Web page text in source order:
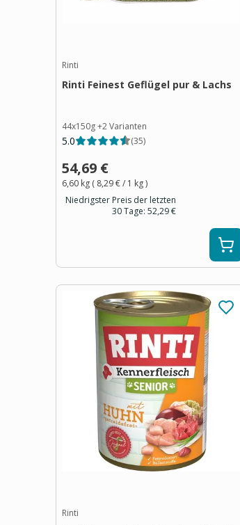
Rinti
Rinti Feinest Geflügel pur & Lachs
44x150g+2Varianten
5.0 (35)
54,69 €
6,60 kg ( 8,29 €/ 1 kg)
Niedrigster Preis der letzten
30 Tage: 52,29 €
Rinti